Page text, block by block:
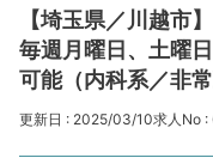
【埼玉県／川越市
毎週月曜日、土曜
可能（内科系／非常
更新日 : 2025/03/10求人No